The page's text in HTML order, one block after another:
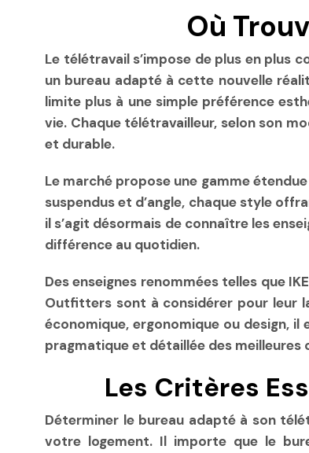
Où
Le télétravail s’impose de plus en plus
un bureau adapté à cette nouvelle
limite plus à une simple préférence
vie. Chaque télétravailleur, selon son
et durable.
Le marché propose une gamme
suspendus et d’angle, chaque style
il s’agit désormais de connaître les
différence au quotidien.
Des enseignes renommées telles que
Outfitters sont à considérer pour leur
économique, ergonomique ou design,
pragmatique et détaillée des
Les Critères
Déterminer le bureau adapté à son
votre logement. Il importe que le